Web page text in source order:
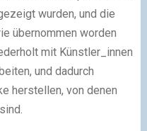
wurden, und die
übernommen worden
mit Künstler_innen
und dadurch
herstellen, von denen